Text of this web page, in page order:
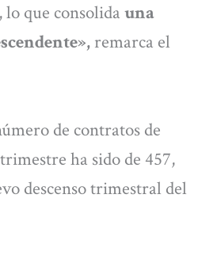
lo que consolida una
remarca el
de contratos de
ha sido de 457,
descenso trimestral del